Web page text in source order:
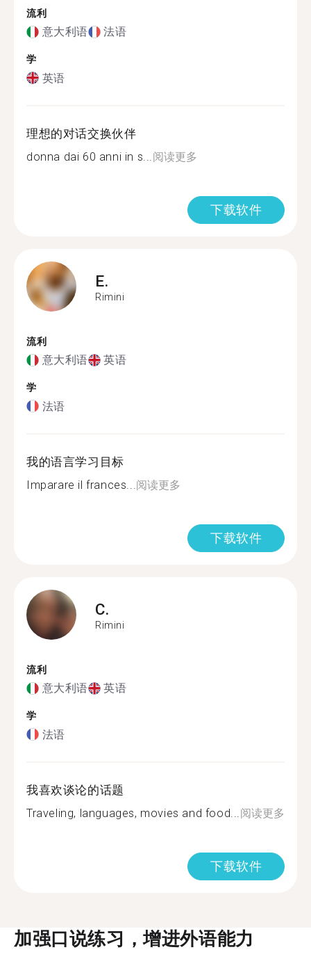
流利
意大利语 法语
学
英语
理想的对话交换伙伴
donna dai 60 anni in s... 阅读更多
下载软件
E.
Rimini
流利
意大利语 英语
学
法语
我的语言学习目标
Imparare il frances... 阅读更多
下载软件
C.
Rimini
流利
意大利语 英语
学
法语
我喜欢谈论的话题
Traveling, languages, movies and food... 阅读更多
下载软件
加强口说练习，增进外语能力